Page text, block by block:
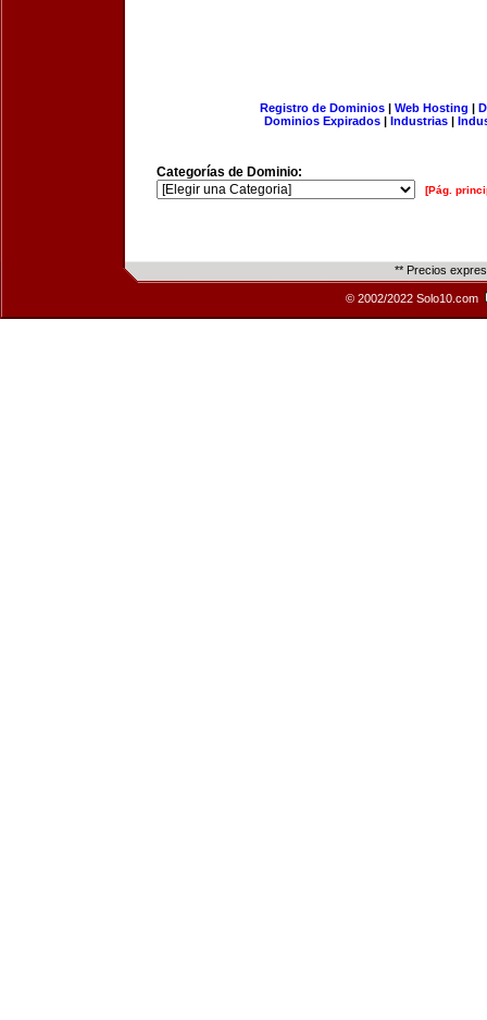
Registro de Dominios| Web Hosting |
Dominios Expirados | Industrias |
Categorías de Dominio:
[Pág.
** Precios
© 2002/2022 Solo10.com